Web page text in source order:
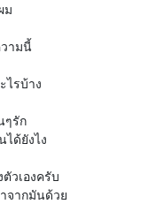
ม
วามนี้
ไรบ้าง
ๆรัก
ได้ยังไง
วเองครับ
จากมันด้วย